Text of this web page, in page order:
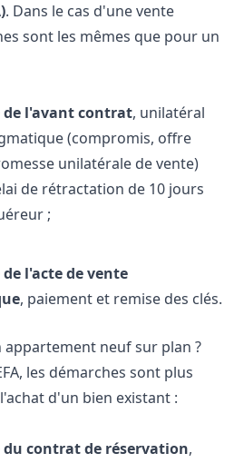
. Dans le cas d'une vente
sont les mêmes que pour un
l'avant contrat, unilatéral
(compromis, offre
unilatérale de vente)
de rétractation de 10 jours
;
l'acte de vente
, paiement et remise des clés.
neuf sur plan ?
les démarches sont plus
d'un bien existant :
contrat de réservation,